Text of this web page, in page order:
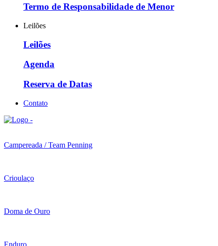
Termo de Responsabilidade de Menor
Leilões
Leilões
Agenda
Reserva de Datas
Contato
Campereada / Team Penning
Crioulaço
Doma de Ouro
Enduro